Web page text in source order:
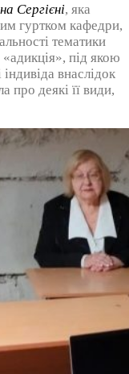
Сергієні, яка
гуртком кафедри,
тематики
під якою
внаслідок
про деякі її види,